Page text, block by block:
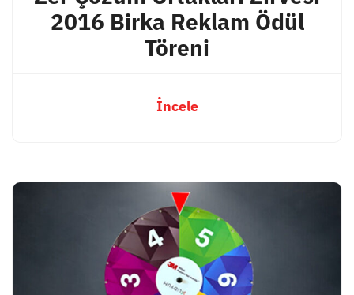
2016 Birka Reklam Ödül
Töreni
İncele